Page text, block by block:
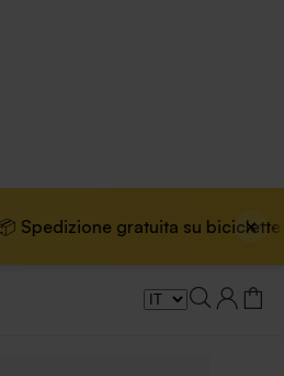
su biciclette elettriche ×